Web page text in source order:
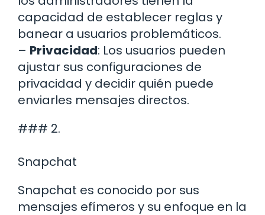
capacidad de establecer reglas y
banear a usuarios problemáticos.
– Privacidad: Los usuarios pueden
ajustar sus configuraciones de
privacidad y decidir quién puede
enviarles mensajes directos.
### 2.
Snapchat
Snapchat es conocido por sus
mensajes efímeros y su enfoque en la